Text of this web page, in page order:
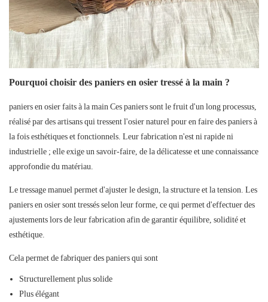
Pourquoi choisir des paniers en osier tressé à la main ?
paniers en osier faits à la main Ces paniers sont le fruit d'un long processus,
réalisé par des artisans qui tressent l'osier naturel pour en faire des paniers à
la fois esthétiques et fonctionnels. Leur fabrication n'est ni rapide ni
industrielle ; elle exige un savoir-faire, de la délicatesse et une connaissance
approfondie du matériau.
Le tressage manuel permet d'ajuster le design, la structure et la tension. Les
paniers en osier sont tressés selon leur forme, ce qui permet d'effectuer des
ajustements lors de leur fabrication afin de garantir équilibre, solidité et
esthétique.
Cela permet de fabriquer des paniers qui sont
Structurellement plus solide
Plus élégant